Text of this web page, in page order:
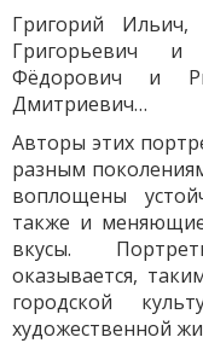
Григорий Ильич,
Григорьевич
Фёдорович и
Дмитриевич…
Авторы этих
разным
воплощены
также и
вкусы.
оказывается,
городской
художественной